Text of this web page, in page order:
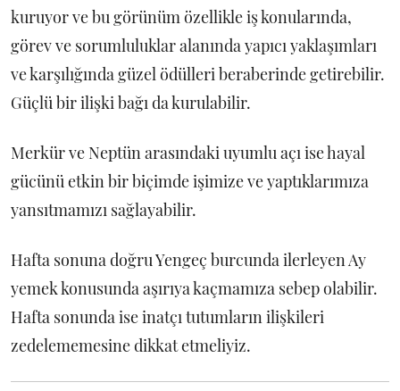
kuruyor ve bu görünüm özellikle iş konularında,
görev ve sorumluluklar alanında yapıcı yaklaşımları
ve karşılığında güzel ödülleri beraberinde getirebilir.
Güçlü bir ilişki bağı da kurulabilir.
Merkür ve Neptün arasındaki uyumlu açı ise hayal
gücünü etkin bir biçimde işimize ve yaptıklarımıza
yansıtmamızı sağlayabilir.
Hafta sonuna doğru Yengeç burcunda ilerleyen Ay
yemek konusunda aşırıya kaçmamıza sebep olabilir.
Hafta sonunda ise inatçı tutumların ilişkileri
zedelememesine dikkat etmeliyiz.